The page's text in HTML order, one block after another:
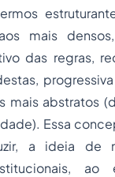
mais
das regras,
mais abstratos
Essa
a ideia de
ao